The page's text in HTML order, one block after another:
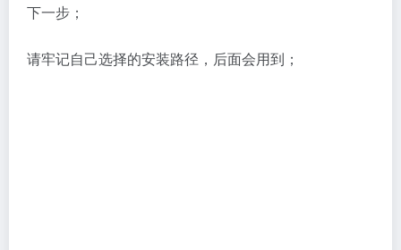
下一步；
请牢记自己选择的安装路径，后面会用到；